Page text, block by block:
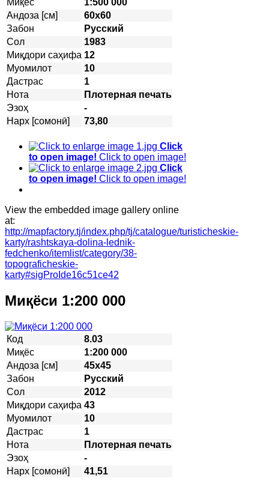
Андоза [см]
60х60
Забон
Русский
Сол
1983
Миқдори саҳифа 12
Муомилот
10
Дастрас
1
Нота
Плотерная печать
Эзоҳ
-
Нарх [сомонӣ]
73,80
Click
to open image! Click to open image!
Click
to open image! Click to open image!
View the embedded image gallery online
at:
http://mapfactory.tj/index.php/tj/catalogue/turisticheskie-
karty/rashtskaya-dolina-lednik-
fedchenko/itemlist/category/38-
topograficheskie-
karty#sigProIde16c51ce42
Миқёси 1:200 000
Код
8.03
Миқёс
1:200 000
Андоза [см]
45х45
Забон
Русский
Сол
2012
Миқдори саҳифа 43
Муомилот
10
Дастрас
1
Нота
Плотерная печать
Эзоҳ
-
Нарх [сомонӣ]
41,51